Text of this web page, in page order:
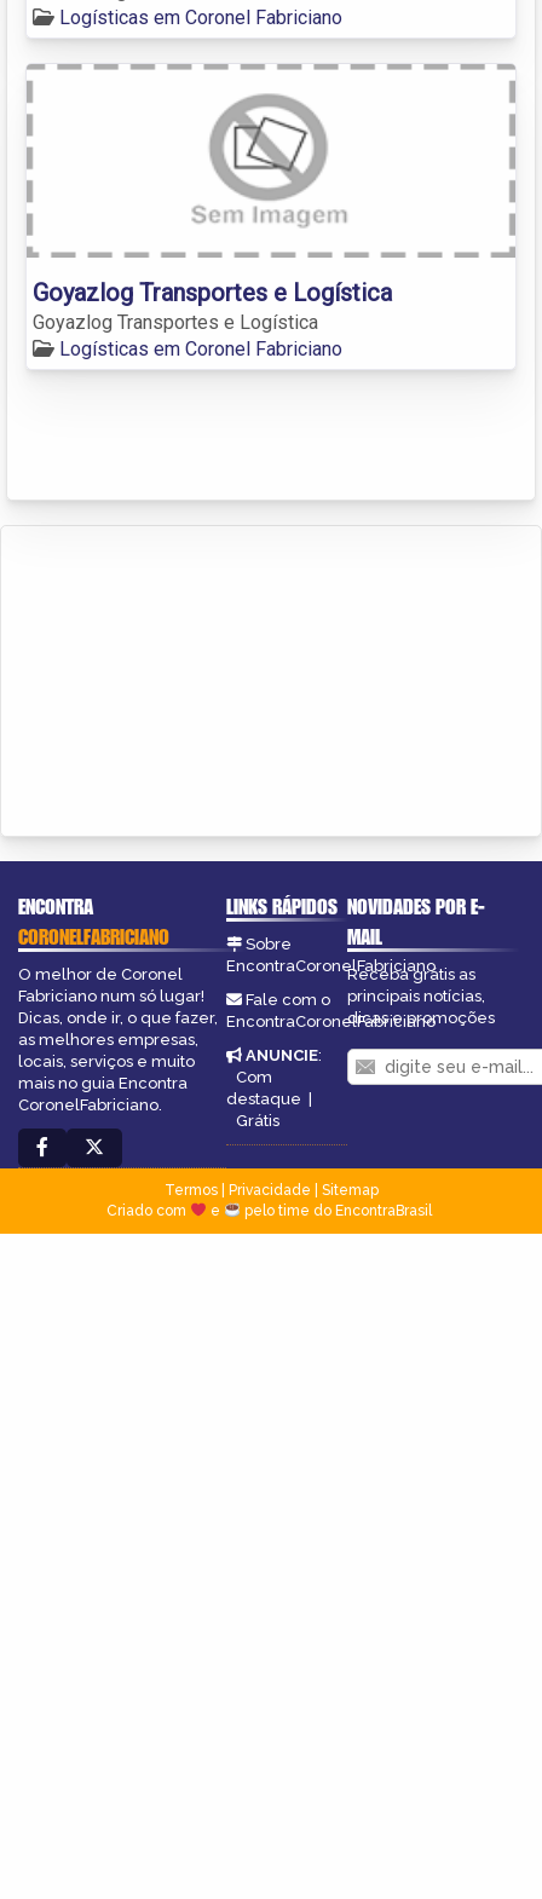
Logísticas em Coronel Fabriciano
Goyazlog Transportes e Logística
Goyazlog Transportes e Logística
Logísticas em Coronel Fabriciano
ENCONTRA
CORONELFABRICIANO
O melhor de Coronel
Fabriciano num só lugar!
Dicas, onde ir, o que fazer,
as melhores empresas,
locais, serviços e muito
mais no guia Encontra
CoronelFabriciano.
LINKS RÁPIDOS
Sobre
EncontraCoronelFabriciano
Fale com o
EncontraCoronelFabriciano
ANUNCIE:
Com
destaque |
Grátis
NOVIDADES POR E-
MAIL
Receba grátis as
principais notícias,
dicas e promoções
Termos| Privacidade
Sitemap
Criado com
e pelo time do EncontraBrasil